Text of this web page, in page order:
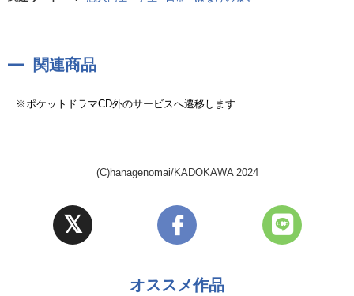
関連商品
※ポケットドラマCD外のサービスへ遷移します
(C)hanagenomai/KADOKAWA 2024
オススメ作品